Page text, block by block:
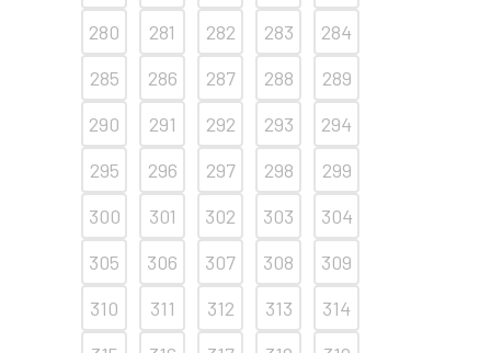
280
281 282 283
284
285
286 287 288
289
290
291 292 293
294
295
296 297 298
299
300
301 302 303
304
305
306 307 308
309
310
311 312 313
314